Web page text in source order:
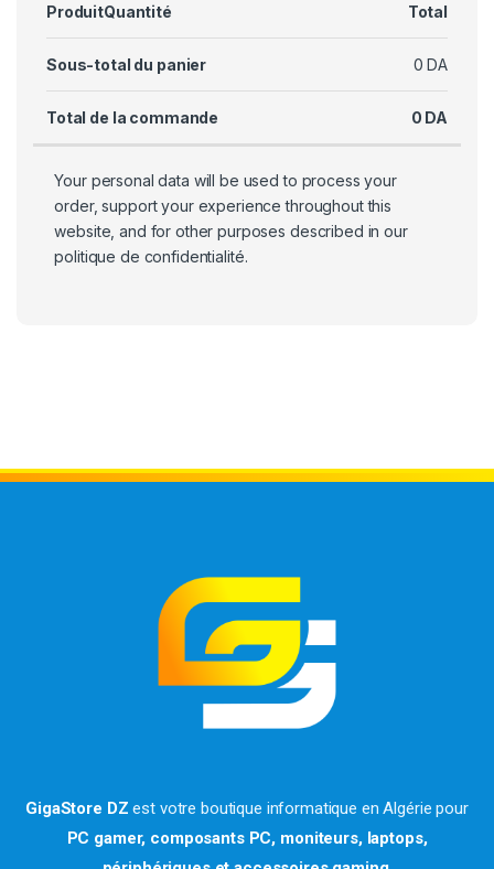
ProduitQuantité Total
Sous-total du panier 0 DA
Total de la commande 0 DA
Your personal data will be used to process your
order, support your experience throughout this
website, and for other purposes described in our
politique de confidentialité.
GigaStore DZ est votre boutique informatique en Algérie pour
PC gamer, composants PC, moniteurs, laptops,